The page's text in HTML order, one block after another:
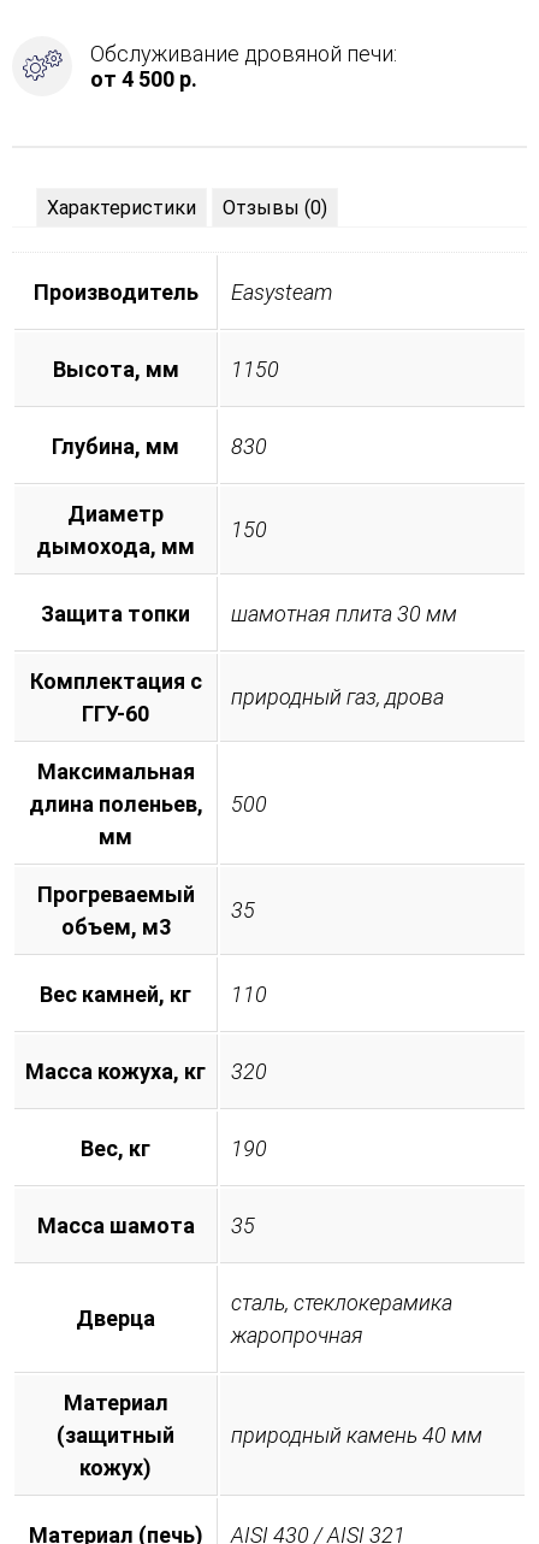
Обслуживание дровяной печи:
от 4 500 р.
Характеристики Отзывы (0)
Производитель Easysteam
Высота, мм 1150
Глубина, мм 830
Диаметр
дымохода, мм
150
Защита топки шамотная плита 30 мм
Комплектация с
ГГУ-60
природный газ, дрова
Максимальная
длина поленьев,
мм
500
Прогреваемый
объем, м3
35
Вес камней, кг 110
Масса кожуха, кг 320
Вес, кг 190
Масса шамота 35
Дверца
сталь, стеклокерамика
жаропрочная
Материал
(защитный
кожух)
природный камень 40 мм
Материал (печь) AISI 430 / AISI 321